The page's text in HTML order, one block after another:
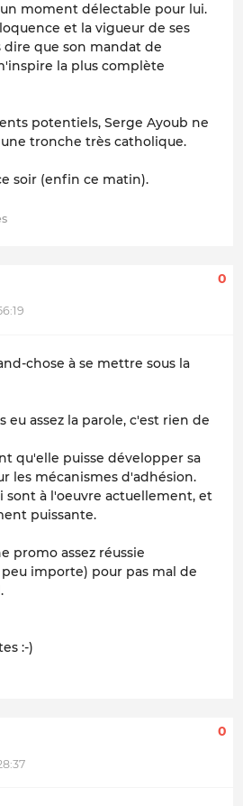
moment délectable pour lui.
et la vigueur de ses
dire que son mandat de
la plus complète
potentiels, Serge Ayoub ne
tronche très catholique.
soir (enfin ce matin).
0
chose à se mettre sous la
eu assez la parole, c'est rien de
qu'elle puisse développer sa
les mécanismes d'adhésion.
sont à l'oeuvre actuellement, et
puissante.
promo assez réussie
importe) pour pas mal de
:-)
0